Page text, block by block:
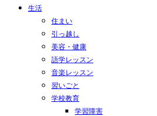
生活
住まい
引っ越し
美容・健康
語学レッスン
音楽レッスン
習いごと
学校教育
学習障害